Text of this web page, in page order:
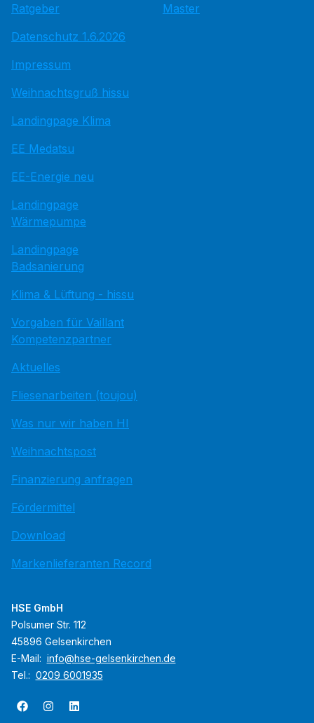
Ratgeber
Datenschutz 1.6.2026
Impressum
Weihnachtsgruß hissu
Landingpage Klima
EE Medatsu
EE-Energie neu
Landingpage
Wärmepumpe
Landingpage
Badsanierung
Klima & Lüftung - hissu
Vorgaben für Vaillant
Kompetenzpartner
Aktuelles
Fliesenarbeiten (toujou)
Was nur wir haben HI
Weihnachtspost
Finanzierung anfragen
Fördermittel
Download
Markenlieferanten Record
Master
HSE GmbH
Polsumer Str. 112
45896 Gelsenkirchen
E-Mail: info@hse-gelsenkirchen.de
Tel.: 0209 6001935